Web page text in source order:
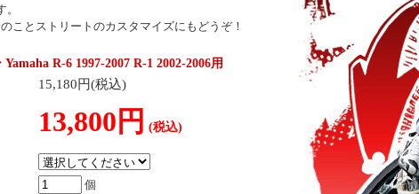
ことストリートのカスタマイズにもどうぞ！
R-6 1997-2007 R-1 2002-2006用
15,180円(税込)
13,800円 (税込)
個